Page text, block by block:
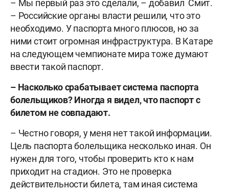
– Мы первый раз это сделали, – добавил Смит.
– Российские органы власти решили, что это
необходимо. У паспорта много плюсов, но за
ними стоит огромная инфраструктура. В Катаре
на следующем чемпионате мира тоже думают
ввести такой паспорт.
– Насколько срабатывает система паспорта
болельщиков? Иногда я видел, что паспорт с
билетом не совпадают.
– Честно говоря, у меня нет такой информации.
Цель паспорта болельщика несколько иная. Он
нужен для того, чтобы проверить кто к нам
приходит на стадион. Это не проверка
действительности билета, там иная система